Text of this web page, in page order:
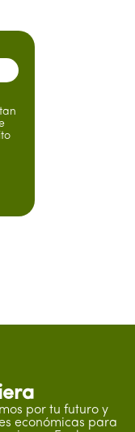
por tu futuro y
económicas para